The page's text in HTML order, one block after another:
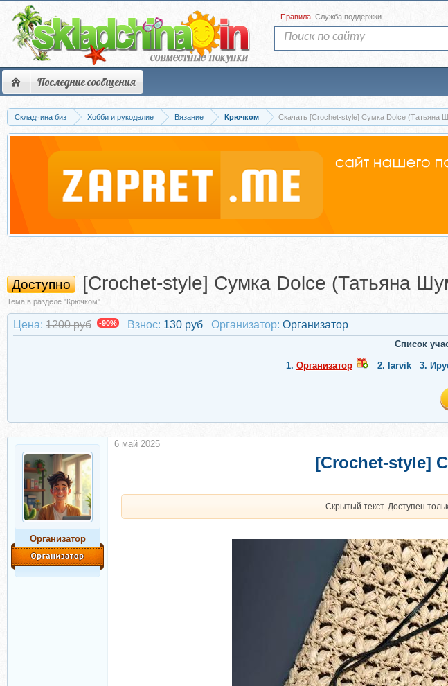
Последние сообщения
Правила Служба поддержки
Складчина биз Хобби и рукоделие Вязание Крючком Скачать [Crochet-style] Сумка Dolce (Татьяна
Доступно [Crochet-style] Сумка Dolce (Татьяна
Тема в разделе "Крючком"
Цена: 1200 руб -90% Взнос: 130 руб Организатор: Организатор
Список
1. Организатор 2. larvik 3.
Организатор
[Crochet-style]
Скрытый текст. Доступен
6 май 2025